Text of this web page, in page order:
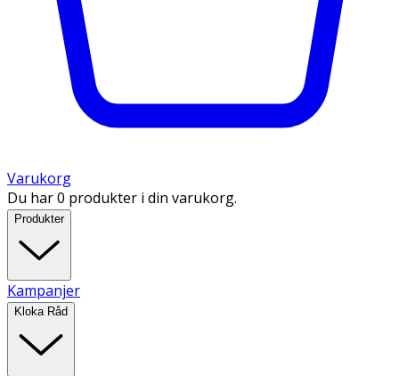
Varukorg
Du har 0 produkter i din varukorg.
Produkter
Kampanjer
Kloka Råd